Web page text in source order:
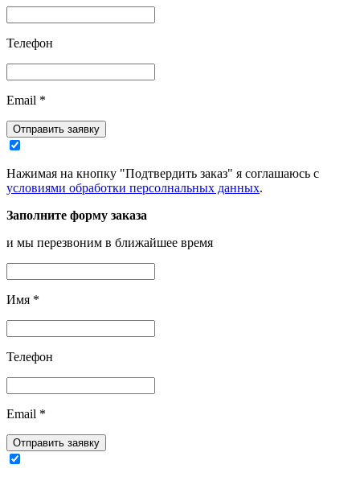
Телефон
Email *
Отправить заявку
Нажимая на кнопку "Подтвердить заказ" я соглашаюсь с
условиями обработки персолнальных данных.
Заполните форму заказа
и мы перезвоним в ближайшее время
Имя *
Телефон
Email *
Отправить заявку